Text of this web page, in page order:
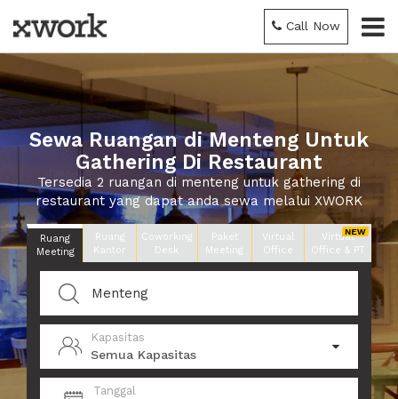
Call Now
Sewa Ruangan di Menteng Untuk
Gathering Di Restaurant
Tersedia 2 ruangan di menteng untuk gathering di
restaurant yang dapat anda sewa melalui XWORK
Ruang
Meeting
Ruang
Kantor
Coworking
Desk
Paket
Meeting
Virtual
Office
Virtual
Office & PT
Kapasitas
Semua Kapasitas
Tanggal